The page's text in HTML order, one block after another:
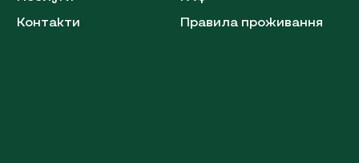
Контакти
Правила проживання